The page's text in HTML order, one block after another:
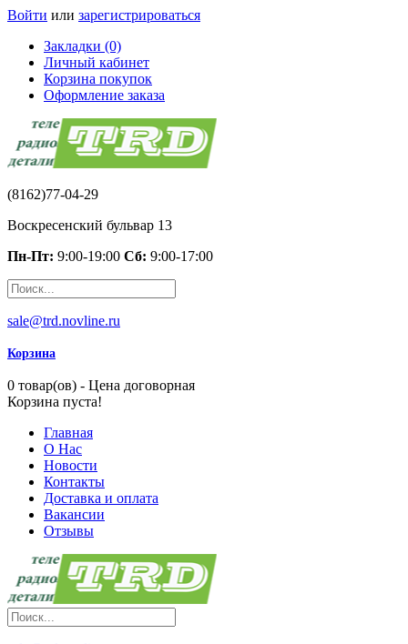
Войти или зарегистрироваться
Закладки (0)
Личный кабинет
Корзина покупок
Оформление заказа
(8162)77-04-29
Воскресенский бульвар 13
Пн-Пт: 9:00-19:00 Сб: 9:00-17:00
sale@trd.novline.ru
Корзина
0 товар(ов) - Цена договорная
Корзина пуста!
Главная
О Нас
Новости
Контакты
Доставка и оплата
Вакансии
Отзывы